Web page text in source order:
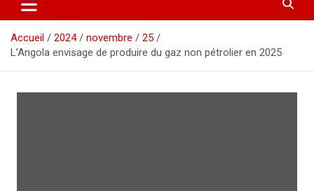
o
e
Accueil 2024 novembre
25
L’Angola envisage de produire du gaz non pétrolier en 2025